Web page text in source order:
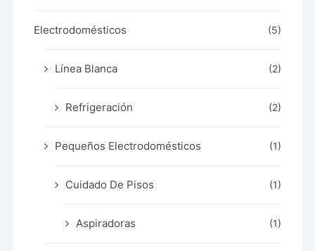
Electrodomésticos (5)
Línea Blanca (2)
Refrigeración (2)
Pequeños Electrodomésticos (1)
Cuidado De Pisos (1)
Aspiradoras (1)